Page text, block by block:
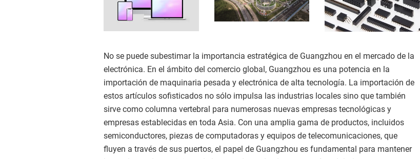
No se puede subestimar la importancia estratégica de Guangzhou en el mercado de la
electrónica. En el ámbito del comercio global, Guangzhou es una potencia en la
importación de maquinaria pesada y electrónica de alta tecnología. La importación de
estos artículos sofisticados no sólo impulsa las industrias locales sino que también
sirve como columna vertebral para numerosas nuevas empresas tecnológicas y
empresas establecidas en toda Asia. Con una amplia gama de productos, incluidos
semiconductores, piezas de computadoras y equipos de telecomunicaciones, que
fluyen a través de sus puertos, el papel de Guangzhou es fundamental para mantener